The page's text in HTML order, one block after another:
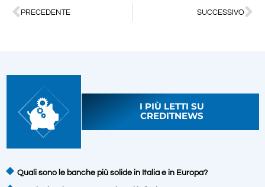
PRECEDENTE SUCCESSIVO
I PIÙ LETTI SU
CREDITNEWS
Quali sono le banche più solide in Italia e in Europa?